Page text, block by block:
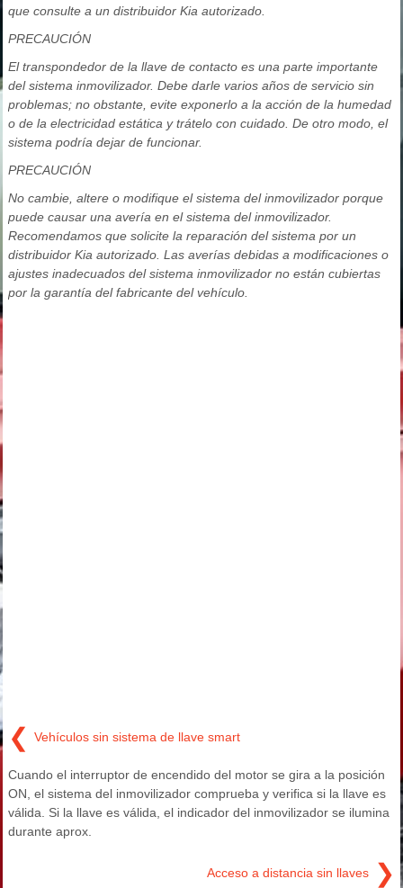
que consulte a un distribuidor Kia autorizado.
PRECAUCIÓN
El transpondedor de la llave de contacto es una parte importante
del sistema inmovilizador. Debe darle varios años de servicio sin
problemas; no obstante, evite exponerlo a la acción de la humedad
o de la electricidad estática y trátelo con cuidado. De otro modo, el
sistema podría dejar de funcionar.
PRECAUCIÓN
No cambie, altere o modifique el sistema del inmovilizador porque
puede causar una avería en el sistema del inmovilizador.
Recomendamos que solicite la reparación del sistema por un
distribuidor Kia autorizado. Las averías debidas a modificaciones o
ajustes inadecuados del sistema inmovilizador no están cubiertas
por la garantía del fabricante del vehículo.
❮ Vehículos sin sistema de llave smart
Cuando el interruptor de encendido del motor se gira a la posición
ON, el sistema del inmovilizador comprueba y verifica si la llave es
válida. Si la llave es válida, el indicador del inmovilizador se ilumina
durante aprox.
Acceso a distancia sin llaves ❯